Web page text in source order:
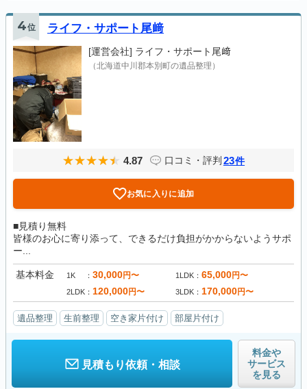
4位 ライフ・サポート尾﨑
[運営会社] ライフ・サポート尾﨑
（北海道中川郡本別町の遺品整理）
4.87 口コミ・評判 23件
お気に入りに追加
■見積り無料
皆様のお心に寄り添って、できるだけ負担がかからないようサポ
ー...
基本料金 1K 30,000円〜 1LDK 65,000円〜
2LDK 120,000円〜 3LDK 170,000円〜
遺品整理 生前整理 空き家片付け 部屋片付け
見積もり依頼・相談
料金や
サービス
を見る